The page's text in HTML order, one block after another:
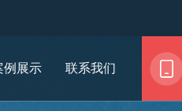
例展示 联系我们